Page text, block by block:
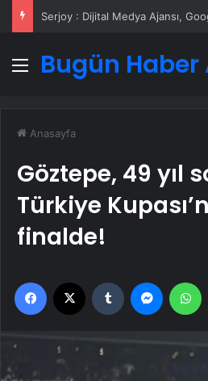
Menü
Bugün Haber
Anasayfa
Göztepe, 49 yıl
Türkiye
finalde!
Facebook Tumblr